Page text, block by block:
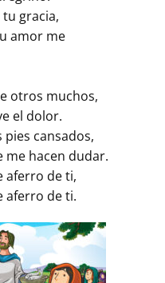
gracia,
amor me
otros muchos,
el dolor.
pies cansados,
me hacen dudar.
aferro de ti,
aferro de ti.